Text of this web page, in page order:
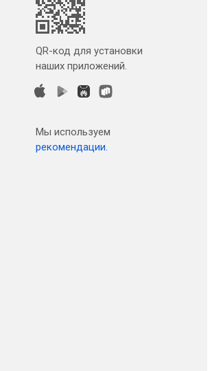
QR-код для установки
наших приложений.
Мы используем
рекомендации.